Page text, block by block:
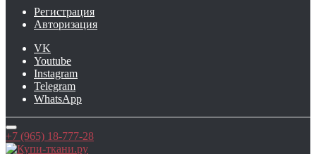
Регистрация
Авторизация
VK
Youtube
Instagram
Telegram
WhatsApp
+7 (965) 18-777-28